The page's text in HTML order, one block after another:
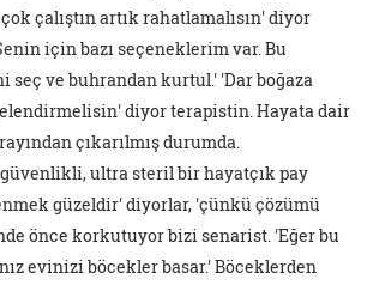
çalıştın artık rahatlamalısın' diyor
için bazı seçeneklerim var. Bu
seç ve buhrandan kurtul.' 'Dar boğaza
diyor terapistin. Hayata dair
çıkarılmış durumda.
ultra steril bir hayatçık pay
güzeldir' diyorlar, 'çünkü çözümü
önce korkutuyor bizi senarist. 'Eğer bu
evinizi böcekler basar.' Böceklerden